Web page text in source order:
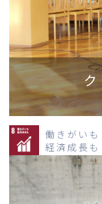
働きがいも
経済成長も